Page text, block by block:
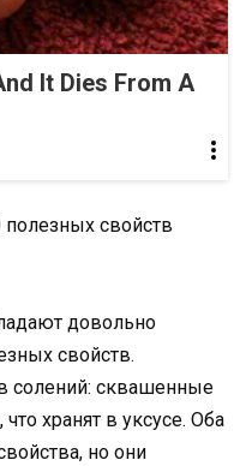
It Dies From A
довольно
свойств.
солений: сквашенные
хранят в уксусе. Оба
но они